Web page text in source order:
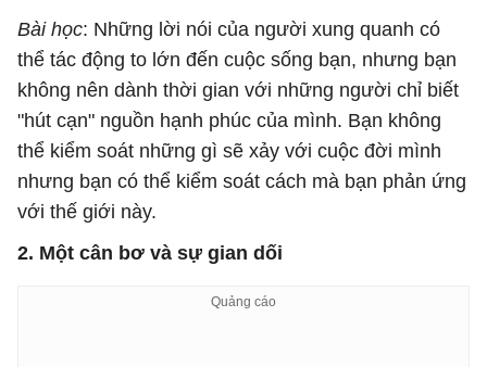
Bài học: Những lời nói của người xung quanh có
thể tác động to lớn đến cuộc sống bạn, nhưng bạn
không nên dành thời gian với những người chỉ biết
"hút cạn" nguồn hạnh phúc của mình. Bạn không
thể kiểm soát những gì sẽ xảy với cuộc đời mình
nhưng bạn có thể kiểm soát cách mà bạn phản ứng
với thế giới này.
2. Một cân bơ và sự gian dối